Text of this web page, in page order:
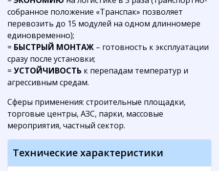
собранное положение «Транспак» позволяет
перевозить до 15 модулей на одном длинномере
единовременно);
= БЫСТРЫЙ МОНТАЖ – готовность к эксплуатации
сразу после установки;
= УСТОЙЧИВОСТЬ к перепадам температур и
агрессивным средам.
Сферы применения: строительные площадки,
торговые центры, АЗС, парки, массовые
мероприятия, частный сектор.
Технические характеристики